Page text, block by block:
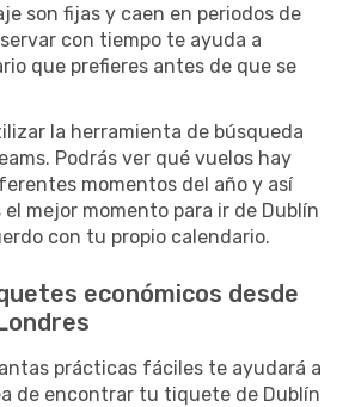
son fijas y caen en periodos de
con tiempo te ayuda a
que prefieres antes de que se
la herramienta de búsqueda
Podrás ver qué vuelos hay
momentos del año y así
mejor momento para ir de Dublín
con tu propio calendario.
económicos desde
prácticas fáciles te ayudará a
de encontrar tu tiquete de Dublín